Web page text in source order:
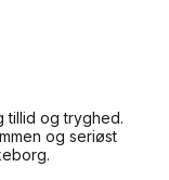
tillid og tryghed.
og seriøst